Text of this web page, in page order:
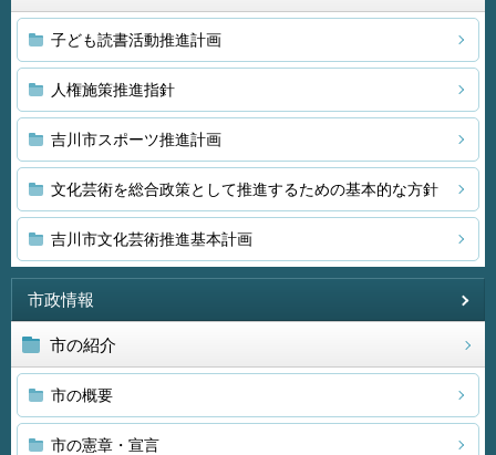
子ども読書活動推進計画
人権施策推進指針
吉川市スポーツ推進計画
文化芸術を総合政策として推進するための基本的な方針
吉川市文化芸術推進基本計画
市政情報
市の紹介
市の概要
市の憲章・宣言